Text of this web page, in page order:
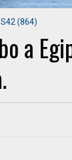
S42 (864)
a